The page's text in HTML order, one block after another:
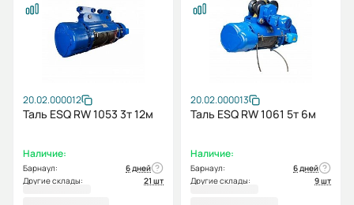
20.02.000012
Таль ESQ RW 1053 3т 12м
Наличие:
Барнаул:
6 дней
Другие склады:
21 шт
20.02.000013
Таль ESQ RW 1061 5т 6м
Наличие:
Барнаул:
6 дней
Другие склады:
9 шт